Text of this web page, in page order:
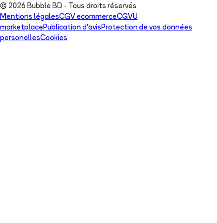
© 2026 Bubble BD - Tous droits réservés
Mentions légalesCGV ecommerceCGVU
marketplacePublication d'avisProtection de vos données
personellesCookies